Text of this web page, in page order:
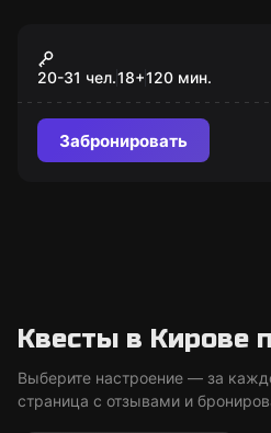
Тайны форта
20-31 чел.18+120 мин.
Забронировать
Квесты в Кирове
Выберите настроение — за
страница с отзывами и